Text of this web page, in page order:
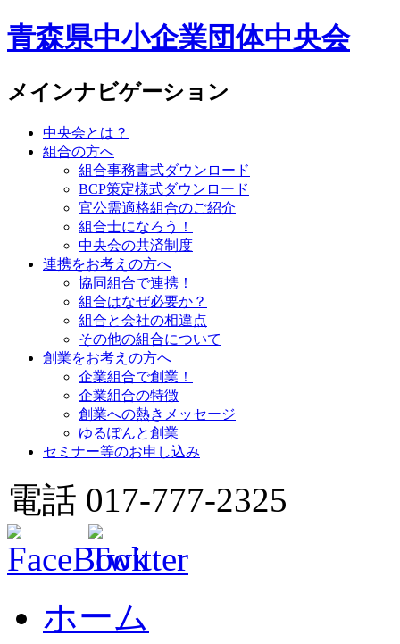
青森県中小企業団体中央会
メインナビゲーション
中央会とは？
組合の方へ
組合事務書式ダウンロード
BCP策定様式ダウンロード
官公需適格組合のご紹介
組合士になろう！
中央会の共済制度
連携をお考えの方へ
協同組合で連携！
組合はなぜ必要か？
組合と会社の相違点
その他の組合について
創業をお考えの方へ
企業組合で創業！
企業組合の特徴
創業への熱きメッセージ
ゆるぽんと創業
セミナー等のお申し込み
電話 017-777-2325
ホーム